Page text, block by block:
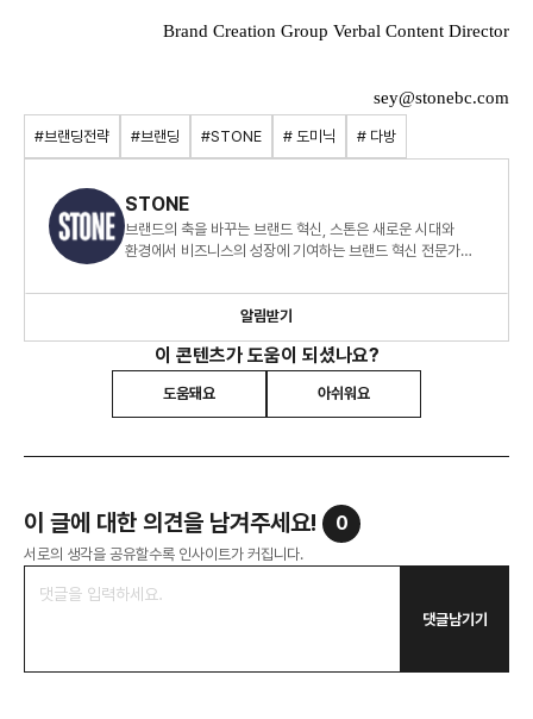
Brand Creation Group Verbal Content Director
sey@stonebc.com
#브랜딩전략 #브랜딩 #STONE # 도미닉 # 다방
STONE
브랜드의 축을 바꾸는 브랜드 혁신, 스톤은 새로운 시대와
환경에서 비즈니스의 성장에 기여하는 브랜드 혁신 전문가
알림받기
이 콘텐츠가 도움이 되셨나요?
도움돼요 아쉬워요
이 글에 대한 의견을 남겨주세요! 0
서로의 생각을 공유할수록 인사이트가 커집니다.
댓글남기기